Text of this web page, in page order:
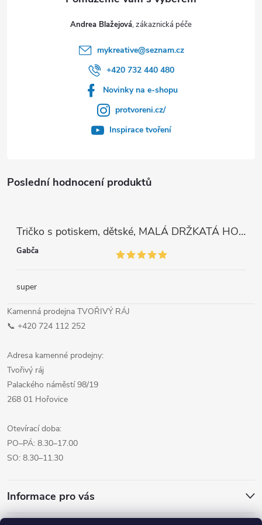
Poslední hodnocení produktů
Tričko s potiskem, dětské, MALÁ DRŽKATÁ HOLKA, 1 ks
Gabča
super
Kamenná prodejna TVOŘIVÝ RÁJ
📞 +420 724 112 252
Adresa kamenné prodejny:
Tvořivý ráj
Palackého náměstí 98/19
268 01 Hořovice
Otevírací doba:
PO–PÁ: 8.30–17.00
SO: 8.30–11.30
Informace pro vás
Andrea Blažejová
mykreative@seznam.cz
+420 732 440 480
Novinky na e-shopu
protvoreni.cz/
Inspirace tvoření